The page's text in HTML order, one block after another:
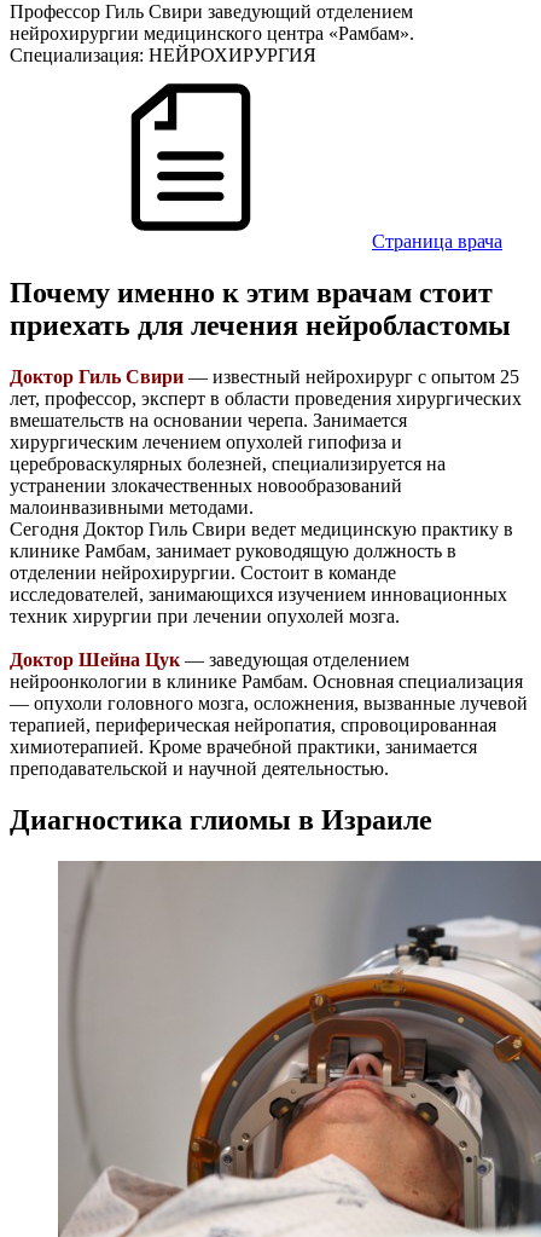
Профессор Гиль Свири заведующий отделением
нейрохирургии медицинского центра «Рамбам».
Специализация: НЕЙРОХИРУРГИЯ
Cтраница врача
Почему именно к этим врачам стоит
приехать для лечения нейробластомы
Доктор Гиль Свири — известный нейрохирург с опытом 25
лет, профессор, эксперт в области проведения хирургических
вмешательств на основании черепа. Занимается
хирургическим лечением опухолей гипофиза и
цереброваскулярных болезней, специализируется на
устранении злокачественных новообразований
малоинвазивными методами.
Сегодня Доктор Гиль Свири ведет медицинскую практику в
клинике Рамбам, занимает руководящую должность в
отделении нейрохирургии. Состоит в команде
исследователей, занимающихся изучением инновационных
техник хирургии при лечении опухолей мозга.
Доктор Шейна Цук — заведующая отделением
нейроонкологии в клинике Рамбам. Основная специализация
— опухоли головного мозга, осложнения, вызванные лучевой
терапией, периферическая нейропатия, спровоцированная
химиотерапией. Кроме врачебной практики, занимается
преподавательской и научной деятельностью.
Диагностика глиомы в Израиле